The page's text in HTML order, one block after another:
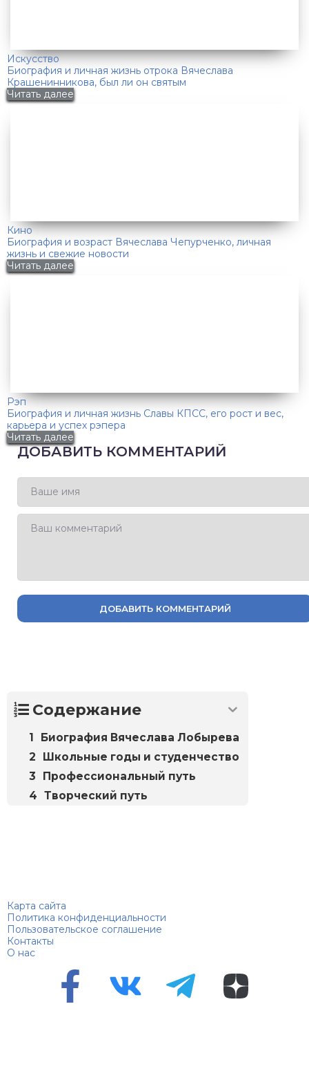
Искусство
Биография и личная жизнь отрока Вячеслава
Крашенинникова, был ли он святым
Читать далее
Кино
Биография и возраст Вячеслава Чепурченко, личная
жизнь и свежие новости
Читать далее
Рэп
Биография и личная жизнь Славы КПСС, его рост и вес,
карьера и успех рэпера
Читать далее
ДОБАВИТЬ КОММЕНТАРИЙ
ДОБАВИТЬ КОММЕНТАРИЙ
Содержание
Биография Вячеслава Лобырева
Школьные годы и студенчество
Профессиональный путь
Творческий путь
Карта сайта
Политика конфиденциальности
Пользовательское соглашение
Контакты
О нас